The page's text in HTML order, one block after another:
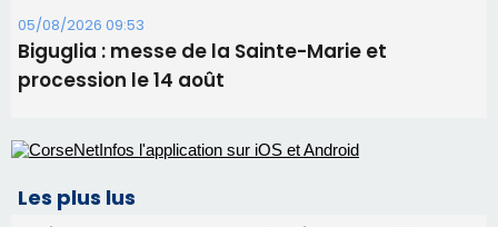
06/08/2026 15:25
Corte – L’association A Nuciola organise une
projection sous les étoiles
Alata - Soirée Tango Argentin au stade de San
Benedetto